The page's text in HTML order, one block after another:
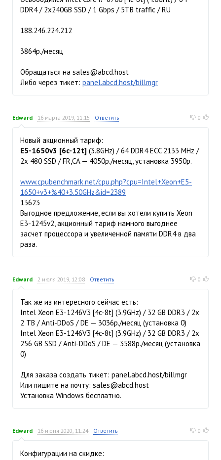
DDR4 / 2x240GB SSD / 1 Gbps / 5TB traffic / RU
188.246.224.212
3864р./месяц
Обращаться на sales@abcd.host
Либо через тикет: panel.abcd.host/billmgr
Edward 16 марта 2019, 11:15 0
Ответить
Новый акционный тариф:
E5-1650v3 [6c-12t] (3.8GHz) / 64 DDR4 ECC 2133 MHz /
2x 480 SSD / FR,CA — 4050р./месяц, установка 3950р.
www.cpubenchmark.net/cpu.php?cpu=Intel+Xeon+E5-
1650+v3+%40+3.50GHz&id=2389
13623
Выгодное предложение, если вы хотели купить Xeon
E3-1245v2, акционный тариф намного выгоднее
засчет процессора и увеличенной памяти DDR4 в два
раза.
Edward 2 июля 2019, 12:08 0
Ответить
Так же из интересного сейчас есть:
Intel Xeon E3-1246V3 [4c-8t] (3.9GHz) / 32 GB DDR3 / 2x
2 TB / Anti-DDoS / DE — 3036р./месяц (установка 0)
Intel Xeon E3-1246V3 [4c-8t] (3.9GHz) / 32 GB DDR3 / 2x
256 GB SSD / Anti-DDoS / DE — 3588р./месяц (установка
0)
Для заказа создать тикет: panel.abcd.host/billmgr
Или пишите на почту: sales@abcd.host
Установка Windows бесплатно.
Edward 16 июня 2020, 11:24 0
Ответить
Конфигурации на скидке: